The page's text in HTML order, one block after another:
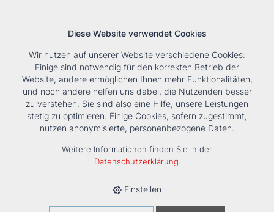
Tools Unternehmen Karriere KontaktSuche
‹ Zurück
Anfrage
Diese Website verwendet Cookies
Wir nutzen auf unserer Website verschiedene Cookies:
Einige sind notwendig für den korrekten Betrieb der
Website, andere ermöglichen Ihnen mehr Funktionalitäten,
und noch andere helfen uns dabei, die Nutzenden besser
zu verstehen. Sie sind also eine Hilfe, unsere Leistungen
stetig zu optimieren. Einige Cookies, sofern zugestimmt,
nutzen anonymisierte, personenbezogene Daten.
Weitere Informationen finden Sie in der
Datenschutzerklärung.
Einstellen